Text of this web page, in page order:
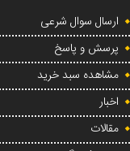
ارسال سوال شرعی
پرسش و پاسخ
مشاهده سبد خرید
اخبار
مقالات